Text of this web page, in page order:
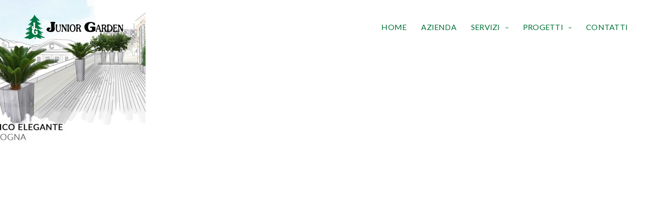
HOME AZIENDA SERVIZI PROGETTI CONTATTI